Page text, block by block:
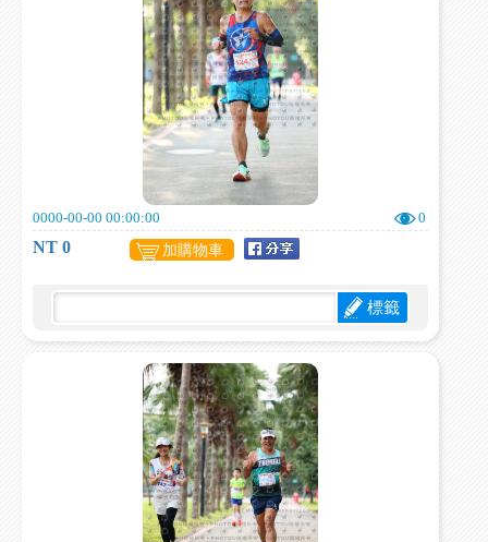
0000-00-00 00:00:00 0
NT 0 加購物車
標籤